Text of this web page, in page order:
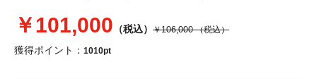
￥101,000 （税込） ￥106,000（税込）
獲得ポイント： 1010pt